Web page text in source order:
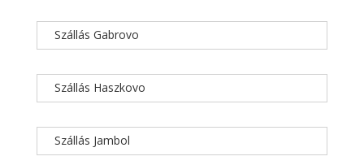
Szállás Gabrovo
Szállás Haszkovo
Szállás Jambol